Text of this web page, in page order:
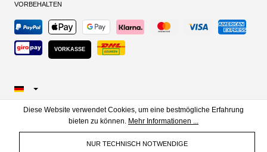
VORBEHALTEN
VORKASSE
Diese Website verwendet Cookies, um eine bestmögliche Erfahrung
bieten zu können. Mehr Informationen ...
NUR TECHNISCH NOTWENDIGE